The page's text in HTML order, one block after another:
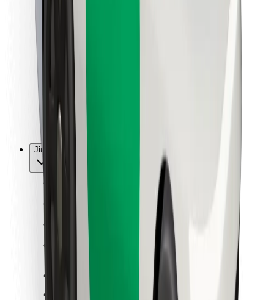
Pro cestující
Pro řidiče
Pro kurýry
Pro flotilové partnery
Pro restaurace
Bolt for Business
Jiné
Stáhněte si aplikaci Bolt